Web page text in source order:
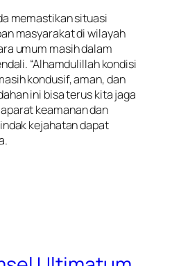
memastikan situasi
masyarakat di wilayah
umum masih dalam
“Alhamdulillah kondisi
kondusif, aman, dan
ini bisa terus kita jaga
keamanan dan
kejahatan dapat